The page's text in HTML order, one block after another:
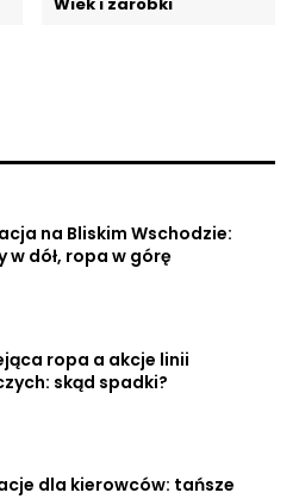
na Bliskim Wschodzie:
w dół, ropa w górę
ropa a akcje linii
skąd spadki?
dla kierowców: tańsze